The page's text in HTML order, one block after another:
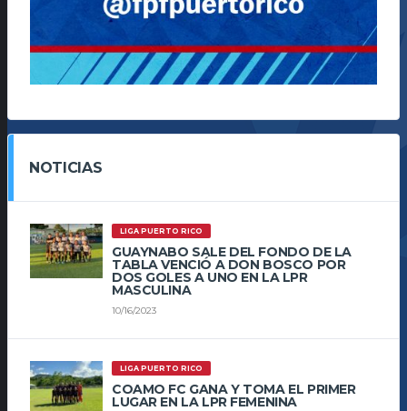
NOTICIAS
LIGA PUERTO RICO
GUAYNABO SALE DEL FONDO DE LA
TABLA VENCIÓ A DON BOSCO POR
DOS GOLES A UNO EN LA LPR
MASCULINA
10/16/2023
LIGA PUERTO RICO
COAMO FC GANA Y TOMA EL PRIMER
LUGAR EN LA LPR FEMENINA